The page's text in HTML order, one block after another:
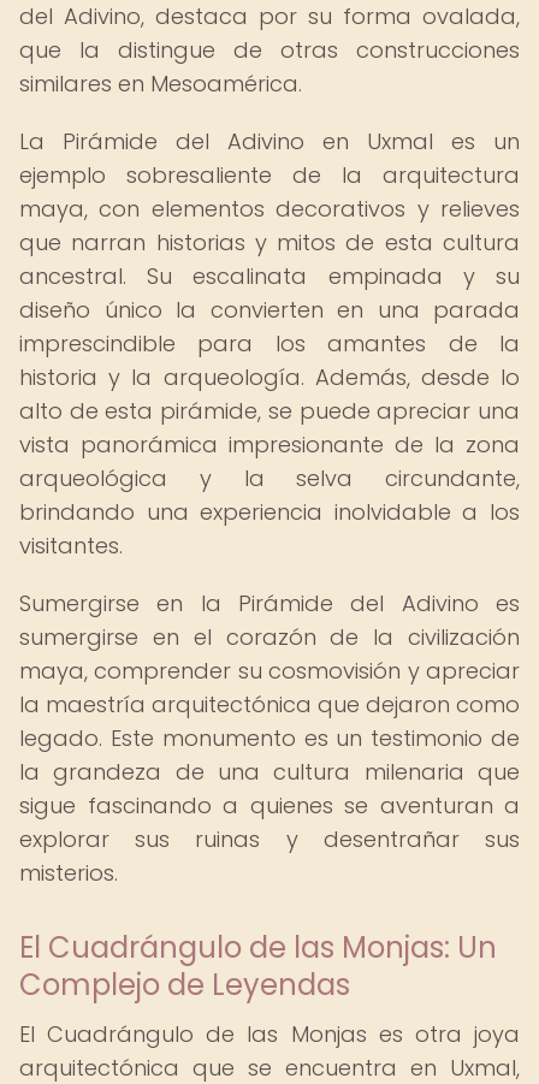
del Adivino, destaca por su forma ovalada,
que la distingue de otras construcciones
similares en Mesoamérica.
La Pirámide del Adivino en Uxmal es un
ejemplo sobresaliente de la arquitectura
maya, con elementos decorativos y relieves
que narran historias y mitos de esta cultura
ancestral. Su escalinata empinada y su
diseño único la convierten en una parada
imprescindible para los amantes de la
historia y la arqueología. Además, desde lo
alto de esta pirámide, se puede apreciar una
vista panorámica impresionante de la zona
arqueológica y la selva circundante,
brindando una experiencia inolvidable a los
visitantes.
Sumergirse en la Pirámide del Adivino es
sumergirse en el corazón de la civilización
maya, comprender su cosmovisión y apreciar
la maestría arquitectónica que dejaron como
legado. Este monumento es un testimonio de
la grandeza de una cultura milenaria que
sigue fascinando a quienes se aventuran a
explorar sus ruinas y desentrañar sus
misterios.
El Cuadrángulo de las Monjas: Un
Complejo de Leyendas
El Cuadrángulo de las Monjas es otra joya
arquitectónica que se encuentra en Uxmal,